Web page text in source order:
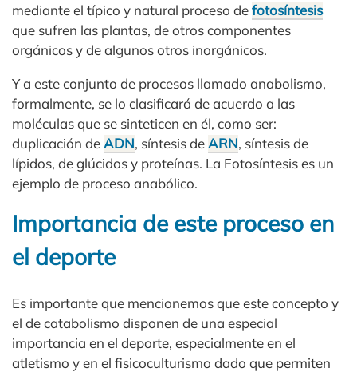
mediante el típico y natural proceso defotosíntesis
que sufren las plantas, de otros componentes
orgánicos y de algunos otros inorgánicos.
Y a este conjunto de procesos llamado anabolismo,
formalmente, se lo clasificará de acuerdo a las
moléculas que se sinteticen en él, como ser:
duplicación deADN, síntesis deARN, síntesis de
lípidos, de glúcidos y proteínas. La Fotosíntesis es un
ejemplo de proceso anabólico.
Importancia de este proceso en
el deporte
Es importante que mencionemos que este concepto y
el de catabolismo disponen de una especial
importancia en el deporte, especialmente en el
atletismo y en el fisicoculturismo dado que permiten